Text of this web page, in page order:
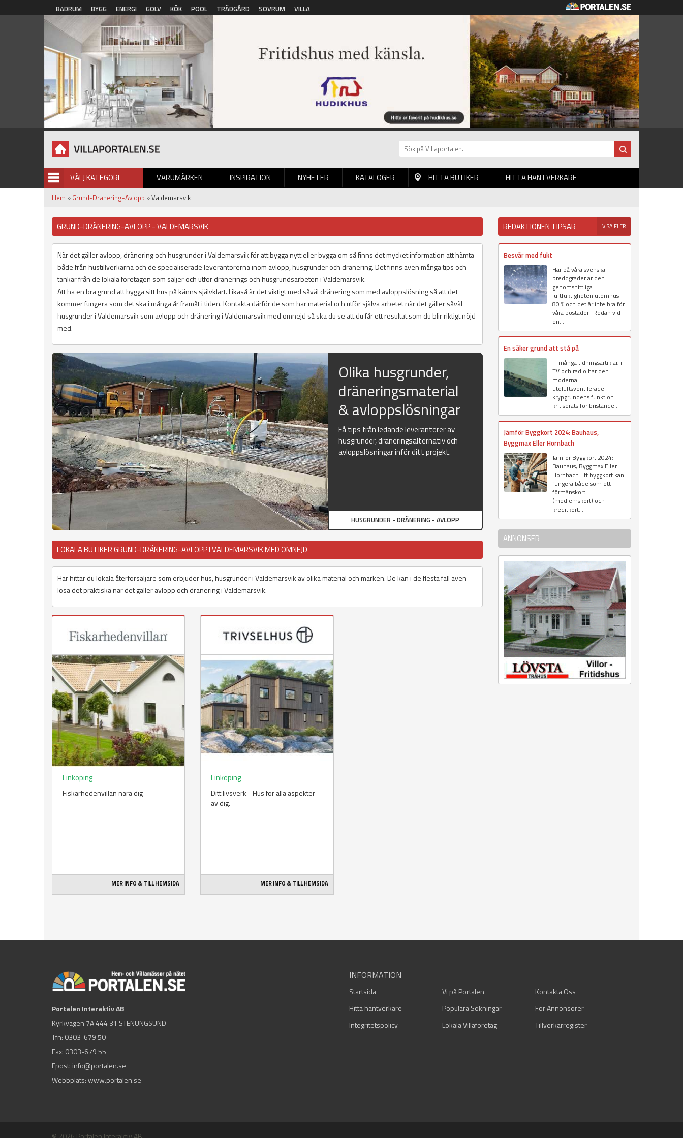
Hoppa till huvudinnehåll
BADRUM BYGG ENERGI GOLV KÖK POOL TRÄDGÅRD SOVRUM VILLA
VÄLJ KATEGORI VARUMÄRKEN INSPIRATION NYHETER
BILDGALLERI KATALOGER HITTA BUTIKER HITTA HANTVERKARE
Hem » Grund-Dränering-Avlopp » Valdemarsvik
GRUND-DRÄNERING-AVLOPP - VALDEMARSVIK
När det gäller avlopp, dränering och husgrunder i Valdemarsvik för att bygga nytt eller bygga om så finns det mycket information att hämta
både från hustillverkarna och de specialiserade leverantörerna inom avlopp, husgrunder och dränering. Det finns även många tips och
tankar från de lokala företagen som säljer och utför dränerings och husgrundsarbeten i Valdemarsvik.
Att ha en bra grund att bygga sitt hus på känns självklart. Likaså är det viktigt med såväl dränering som med avloppslösning så att det
kommer fungera som det ska i många år framåt i tiden. Kontakta därför de som har material och utför själva arbetet när det gäller såväl
husgrunder i Valdemarsvik som avlopp och dränering i Valdemarsvik med omnejd så ska du se att du får ett resultat som du blir riktigt nöjd
med.
Olika husgrunder,
dräneringsmaterial
& avloppslösningar
Få tips från ledande leverantörer av
husgrunder, dräneringsalternativ och
avloppslösningar inför ditt projekt.
HUSGRUNDER - DRÄNERING - AVLOPP
LOKALA BUTIKER GRUND-DRÄNERING-AVLOPP I VALDEMARSVIK MED OMNEJD
Här hittar du lokala återförsäljare som erbjuder hus, husgrunder i Valdemarsvik av olika material och märken. De kan i de flesta fall även
lösa det praktiska när det gäller avlopp och dränering i Valdemarsvik.
Linköping
Fiskarhedenvillan nära dig
MER INFO & TILL HEMSIDA
Linköping
Ditt livsverk - Hus för alla aspekter
av dig.
MER INFO & TILL HEMSIDA
REDAKTIONEN TIPSAR VISA FLER
Besvär med fukt
Här på våra svenska
breddgrader är den
genomsnittliga
luftfuktigheten utomhus
80 % och det är inte bra för
våra bostäder. Redan vid
en...
En säker grund att stå på
I många tidningsartiklar, i
TV och radio har den
moderna
uteluftsventilerade
krypgrundens funktion
kritiserats för bristande...
Jämför Byggkort 2024: Bauhaus,
Byggmax Eller Hornbach
Jämför Byggkort 2024:
Bauhaus, Byggmax Eller
Hornbach Ett byggkort kan
fungera både som ett
förmånskort
(medlemskort) och
kreditkort....
ANNONSER
Portalen Interaktiv AB
Kyrkvägen 7A 444 31 STENUNGSUND
Tfn: 0303-679 50
Fax: 0303-679 55
Epost: info@portalen.se
Webbplats: www.portalen.se
INFORMATION
Startsida Vi på Portalen
Kontakta Oss
Hitta hantverkare
Populära Sökningar
För Annonsörer
Integritetspolicy
Lokala Villaföretag Tillverkarregister